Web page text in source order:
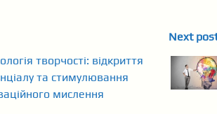
Next
творчості: відкриття
та стимулювання
мислення